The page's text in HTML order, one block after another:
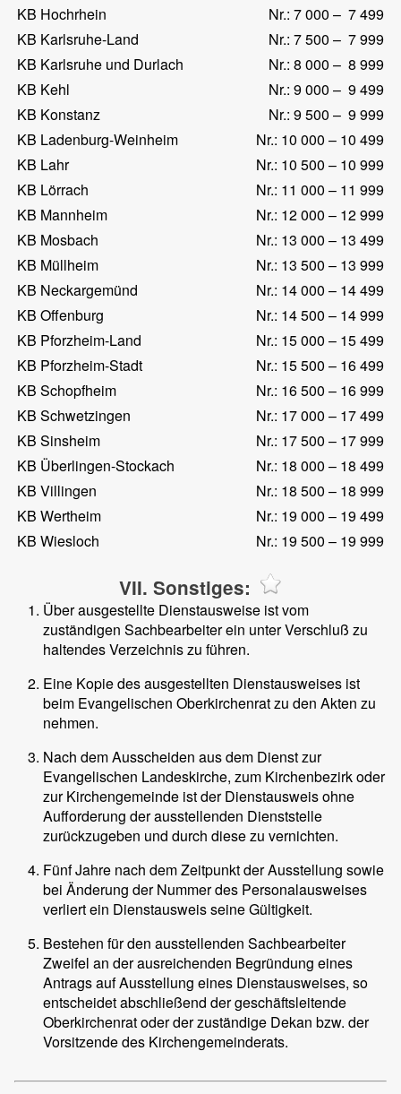
KB Hochrhein
Nr.: 7 000 – 7 499
KB Karlsruhe-Land
Nr.: 7 500 – 7 999
KB Karlsruhe und Durlach
Nr.: 8 000 – 8 999
KB Kehl
Nr.: 9 000 – 9 499
KB Konstanz
Nr.: 9 500 – 9 999
KB Ladenburg-Weinheim
Nr.: 10 000 – 10 499
KB Lahr
Nr.: 10 500 – 10 999
KB Lörrach
Nr.: 11 000 – 11 999
KB Mannheim
Nr.: 12 000 – 12 999
KB Mosbach
Nr.: 13 000 – 13 499
KB Müllheim
Nr.: 13 500 – 13 999
KB Neckargemünd
Nr.: 14 000 – 14 499
KB Offenburg
Nr.: 14 500 – 14 999
KB Pforzheim-Land
Nr.: 15 000 – 15 499
KB Pforzheim-Stadt
Nr.: 15 500 – 16 499
KB Schopfheim
Nr.: 16 500 – 16 999
KB Schwetzingen
Nr.: 17 000 – 17 499
KB Sinsheim
Nr.: 17 500 – 17 999
KB Überlingen-Stockach
Nr.: 18 000 – 18 499
KB Villingen
Nr.: 18 500 – 18 999
KB Wertheim
Nr.: 19 000 – 19 499
KB Wiesloch
Nr.: 19 500 – 19 999
VII. Sonstiges:
Über ausgestellte Dienstausweise ist vom
zuständigen Sachbearbeiter ein unter Verschluß zu
haltendes Verzeichnis zu führen.
Eine Kopie des ausgestellten Dienstausweises ist
beim Evangelischen Oberkirchenrat zu den Akten zu
nehmen.
Nach dem Ausscheiden aus dem Dienst zur
Evangelischen Landeskirche, zum Kirchenbezirk oder
zur Kirchengemeinde ist der Dienstausweis ohne
Aufforderung der ausstellenden Dienststelle
zurückzugeben und durch diese zu vernichten.
Fünf Jahre nach dem Zeitpunkt der Ausstellung sowie
bei Änderung der Nummer des Personalausweises
verliert ein Dienstausweis seine Gültigkeit.
Bestehen für den ausstellenden Sachbearbeiter
Zweifel an der ausreichenden Begründung eines
Antrags auf Ausstellung eines Dienstausweises, so
entscheidet abschließend der geschäftsleitende
Oberkirchenrat oder der zuständige Dekan bzw. der
Vorsitzende des Kirchengemeinderats.